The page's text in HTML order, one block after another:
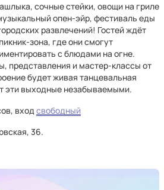
сочные стейки, овощи на гриле
опен-эйр, фестиваль еды
развлечений! Гостей ждёт
зона, где они смогут
с блюдами на огне.
представления и мастер-классы от
будет живая танцевальная
эти выходные незабываемыми.
входсвободный
36.